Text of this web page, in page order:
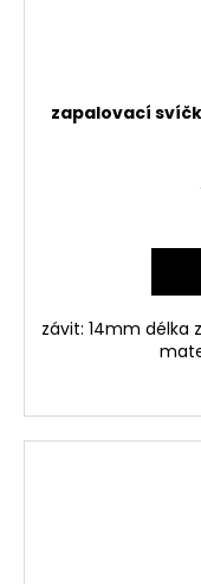
zapalovací
závit: 14mm délka